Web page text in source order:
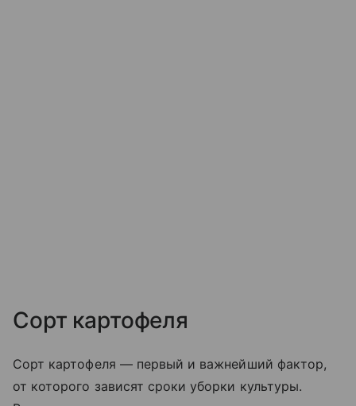
Сорт картофеля
Сорт картофеля — первый и важнейший фактор,
от которого зависят сроки уборки культуры.